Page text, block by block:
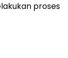
proses